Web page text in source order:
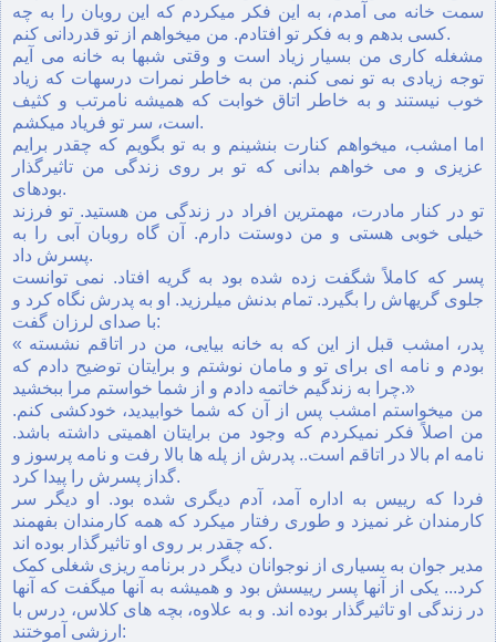
سمت خانه می آمدم، به این فکر میکردم که این روبان را به چه
کسى بدهم و به فکر تو افتادم. من میخواهم از تو قدردانى کنم.
مشغله کارى من بسیار زیاد است و وقتى شبها به خانه می آیم
توجه زیادى به تو نمی کنم. من به خاطر نمرات درسهات که زیاد
خوب نیستند و به خاطر اتاق خوابت که همیشه نامرتب و کثیف
است، سر تو فریاد میکشم.
اما امشب، میخواهم کنارت بنشینم و به تو بگویم که چقدر برایم
عزیزى و می خواهم بدانى که تو بر روى زندگى من تاثیرگذار
بودهاى.
تو در کنار مادرت، مهمترین افراد در زندگى من هستید. تو فرزند
خیلى خوبى هستى و من دوستت دارم. آن گاه روبان آبى را به
پسرش داد.
پسر که کاملاً شگفت زده شده بود به گریه افتاد. نمی توانست
جلوى گریهاش را بگیرد. تمام بدنش میلرزید. او به پدرش نگاه کرد و
با صداى لرزان گفت:
« پدر، امشب قبل از این که به خانه بیایى، من در اتاقم نشسته
بودم و نامه اى براى تو و مامان نوشتم و برایتان توضیح دادم که
چرا به زندگیم خاتمه دادم و از شما خواستم مرا ببخشید.»
من میخواستم امشب پس از آن که شما خوابیدید، خودکشى کنم.
من اصلاً فکر نمیکردم که وجود من برایتان اهمیتى داشته باشد.
نامه ام بالا در اتاقم است.. پدرش از پله ها بالا رفت و نامه پرسوز و
گداز پسرش را پیدا کرد.
فردا که رییس به اداره آمد، آدم دیگرى شده بود. او دیگر سر
کارمندان غر نمیزد و طورى رفتار میکرد که همه کارمندان بفهمند
که چقدر بر روى او تاثیرگذار بوده اند.
مدیر جوان به بسیارى از نوجوانان دیگر در برنامه ریزى شغلى کمک
کرد... یکى از آنها پسر رییسش بود و همیشه به آنها میگفت که آنها
در زندگى او تاثیرگذار بوده اند. و به علاوه، بچه هاى کلاس، درس با
ارزشى آموختند: